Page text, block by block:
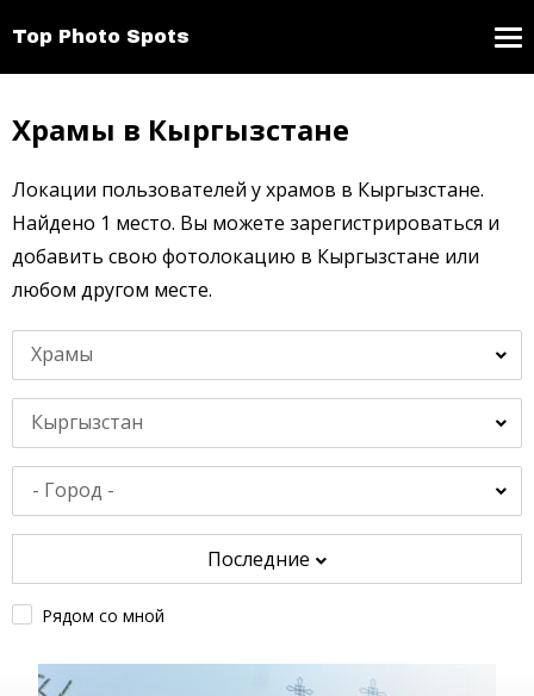
Top Photo Spots
Храмы в Кыргызстане
Локации пользователей у храмов в Кыргызстане.
Найдено 1 место. Вы можете зарегистрироваться и
добавить свою фотолокацию в Кыргызстане или
любом другом месте.
Храмы
Кыргызстан
Последние
Рядом со мной